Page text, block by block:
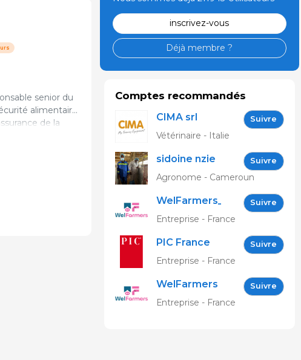
senior du
alimentaire
de la
Jusqu’en
des thèmes
inscrivez-vous
Déjà membre ?
Comptes recommandés
CIMA srl Suivre
Vétérinaire - Italie
sidoine nzie Suivre
Agronome - Cameroun
WelFarmers_FR Suivre
Entreprise - France
PIC France Suivre
Entreprise - France
WelFarmers Suivre
Entreprise - France